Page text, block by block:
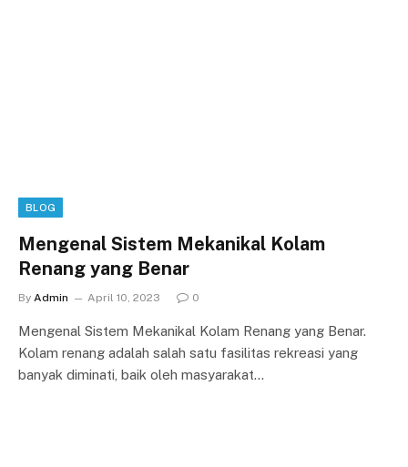
BLOG
Mengenal Sistem Mekanikal Kolam
Renang yang Benar
By Admin April 10, 2023 0
Mengenal Sistem Mekanikal Kolam Renang yang Benar.
Kolam renang adalah salah satu fasilitas rekreasi yang
banyak diminati, baik oleh masyarakat…